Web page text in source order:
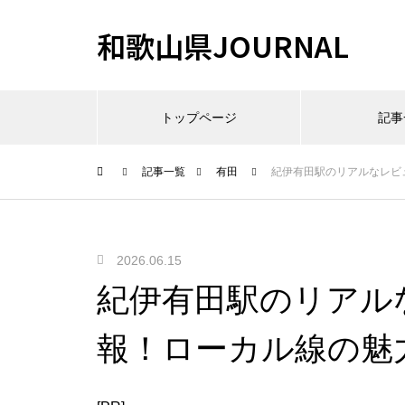
和歌山県JOURNAL
トップページ 記
記事一覧 有田 紀伊有田駅のリアルなレ
2026.06.15
紀伊有田駅のリア
報！ローカル線の魅